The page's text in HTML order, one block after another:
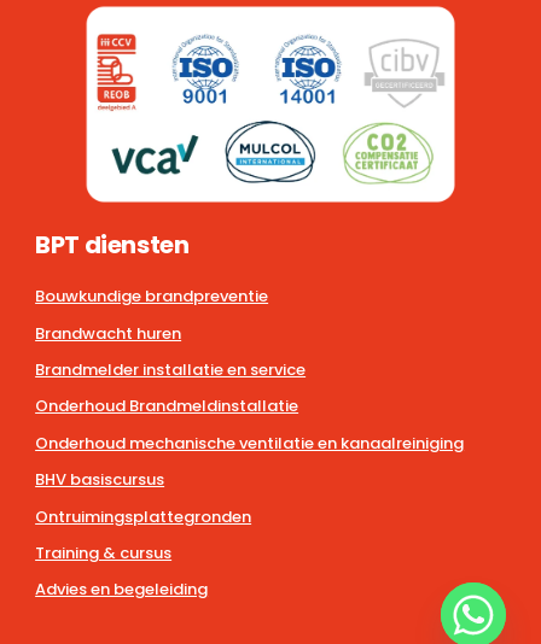
BPT diensten
Bouwkundige brandpreventie
Brandwacht huren
Brandmelder installatie en service
Onderhoud Brandmeldinstallatie
Onderhoud mechanische ventilatie en kanaalreiniging
BHV basiscursus
Ontruimingsplattegronden
Training & cursus
Advies en begeleiding